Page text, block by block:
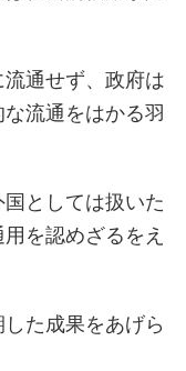
通せず、政府は
流通をはかる羽
としては扱いた
を認めざるをえ
た成果をあげら